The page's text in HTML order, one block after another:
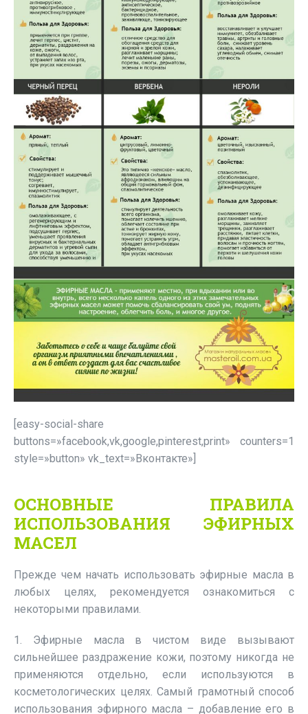
[easy-social-share
buttons=»facebook,vk,google,pinterest,print» counters=1
style=»button» vk_text=»Вконтакте»]
ОСНОВНЫЕ ПРАВИЛА
ИСПОЛЬЗОВАНИЯ ЭФИРНЫХ
МАСЕЛ
Прежде чем начать использовать эфирные масла в
любых целях, рекомендуется ознакомиться с
некоторыми правилами.
1. Эфирные масла в чистом виде вызывают
сильнейшее раздражение кожи, поэтому никогда не
применяются отдельно, если используются в
косметологических целях. Самый грамотный способ
использования эфирного масла – добавление его в